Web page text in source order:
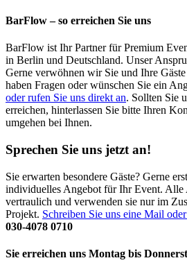
BarFlow – so erreichen Sie uns
BarFlow ist Ihr Partner für Premium
in Berlin und Deutschland. Unser
Gerne verwöhnen wir Sie und Ihre
haben Fragen oder wünschen Sie ein
oder rufen Sie uns direkt an. Sollten Sie
erreichen, hinterlassen Sie bitte Ihren
umgehen bei Ihnen.
Sprechen Sie uns jetzt an!
Sie erwarten besondere Gäste? Gerne
individuelles Angebot für Ihr Event. Alle
vertraulich und verwenden sie nur im
Projekt. Schreiben Sie uns eine Mail
030-4078 0710
Sie erreichen uns Montag bis